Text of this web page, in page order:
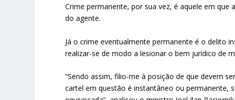
Crime permanente, por sua vez, é aquele em
do agente.
Já o crime eventualmente permanente é o delito
realizar-se de modo a lesionar o bem jurídico de
“Sendo assim, filio-me à posição de que devem
cartel em questão é instantâneo ou permanente,